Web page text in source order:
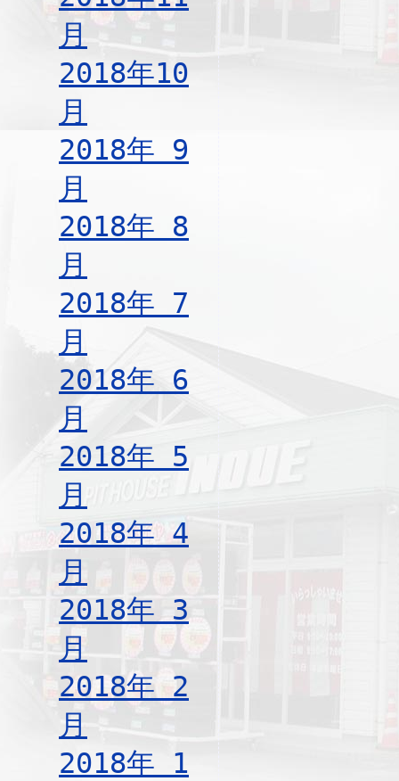
月
2018年10
月
2018年 9
月
2018年 8
月
2018年 7
月
2018年 6
月
2018年 5
月
2018年 4
月
2018年 3
月
2018年 2
月
2018年 1